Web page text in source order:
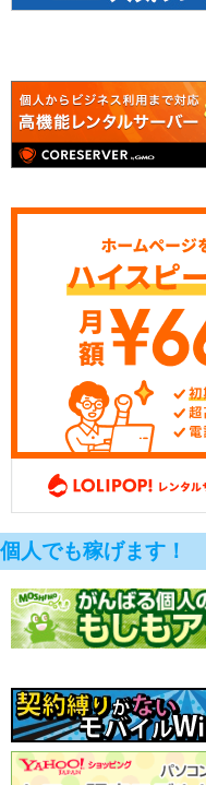
個人でも稼げます！